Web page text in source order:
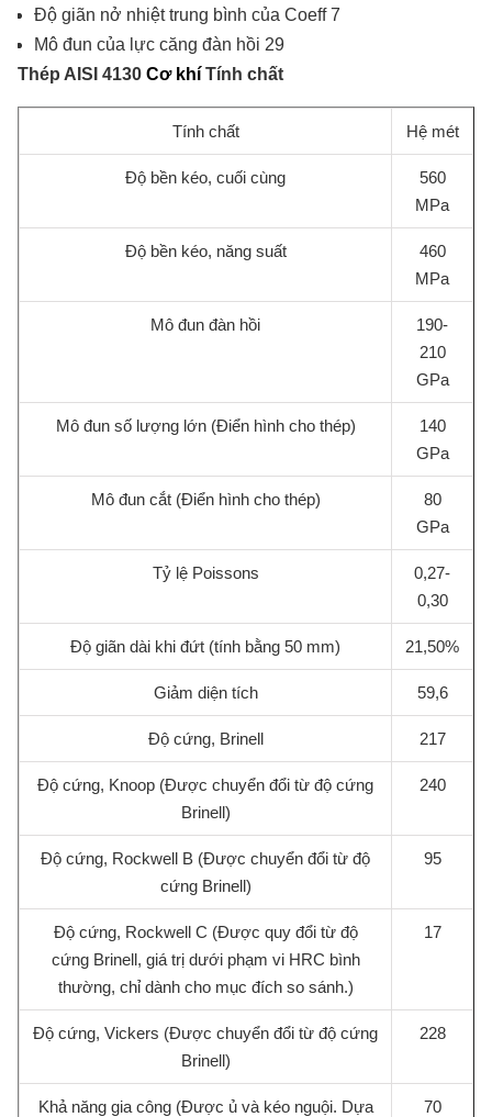
Độ giãn nở nhiệt trung bình của Coeff 7
Mô đun của lực căng đàn hồi 29
Thép AISI 4130 Cơ khí Tính chất
Tính chất Hệ mét
Độ bền kéo, cuối cùng
560
MPa
Độ bền kéo, năng suất
460
MPa
Mô đun đàn hồi
190-
210
GPa
Mô đun số lượng lớn (Điển hình cho thép)
140
GPa
Mô đun cắt (Điển hình cho thép)
80
GPa
Tỷ lệ Poissons
0,27-
0,30
Độ giãn dài khi đứt (tính bằng 50 mm) 21,50%
Giảm diện tích 59,6
Độ cứng, Brinell 217
Độ cứng, Knoop (Được chuyển đổi từ độ cứng
Brinell)
240
Độ cứng, Rockwell B (Được chuyển đổi từ độ
cứng Brinell)
95
Độ cứng, Rockwell C (Được quy đổi từ độ
cứng Brinell, giá trị dưới phạm vi HRC bình
thường, chỉ dành cho mục đích so sánh.)
17
Độ cứng, Vickers (Được chuyển đổi từ độ cứng
Brinell)
228
Khả năng gia công (Được ủ và kéo nguội. Dựa
70